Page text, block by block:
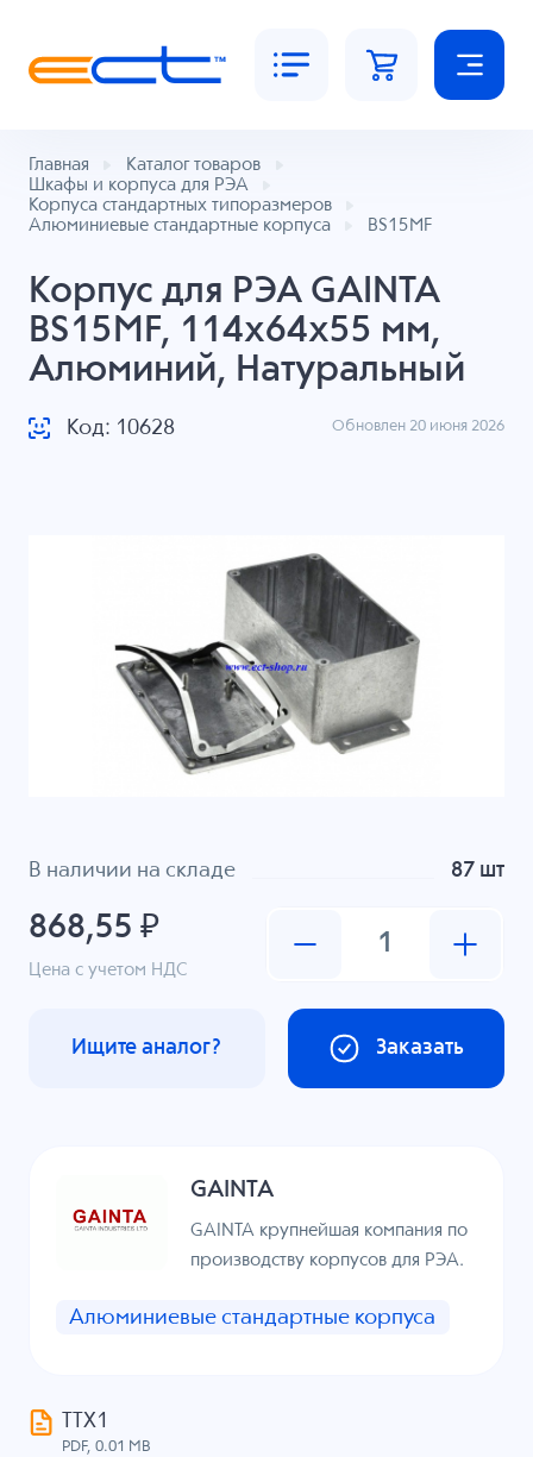
Главная
Каталог товаров
Шкафы и корпуса для РЭА
Корпуса стандартных типоразмеров
Алюминиевые стандартные корпуса
BS15MF
Корпус для РЭА GAINTA
BS15MF, 114x64x55 мм,
Алюминий, Натуральный
Код: 10628 Обновлен 20 июня 2026
В наличии на складе 87 шт
868,55 ₽
Цена с учетом НДС
Заказать
Ищите аналог?
GAINTA
GAINTA крупнейшая компания по
производству корпусов для РЭА.
Алюминиевые стандартные корпуса
ТТХ1
PDF, 0.01 MB